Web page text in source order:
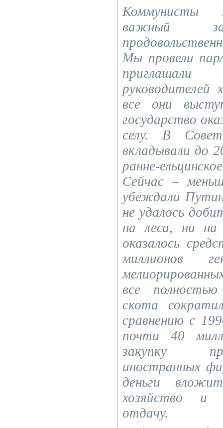
Коммунисты
важный
Мы провели
руководителей
все они
государство
селу. В
вкладывали до
ранне-
Сейчас –
убеждали
не удалось
на леса, ни на
оказалось
миллионов
все
скота
сравнению с
почти 40
закупку
иностранных
деньги
хозяйство и
отдачу.